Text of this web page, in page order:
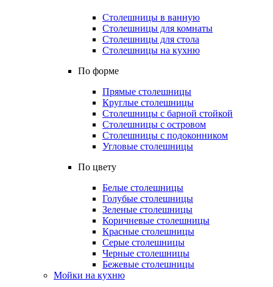
Столешницы в ванную
Столешницы для комнаты
Столешницы для стола
Столешницы на кухню
По форме
Прямые столешницы
Круглые столешницы
Столешницы с барной стойкой
Столешницы с островом
Столешницы с подоконником
Угловые столешницы
По цвету
Белые столешницы
Голубые столешницы
Зеленые столешницы
Коричневые столешницы
Красные столешницы
Серые столешницы
Черные столешницы
Бежевые столешницы
Мойки на кухню